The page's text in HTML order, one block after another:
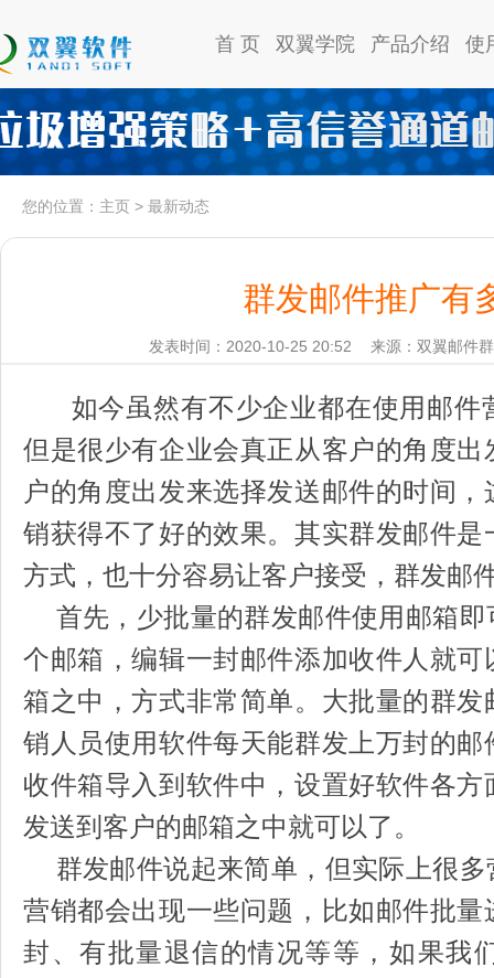
首 页 双翼学院 产品介绍 使
您的位置： 主页 > 最新动态
群发邮件推广有
发表时间：2020-10-25 20:52 来源：双翼邮件
如今虽然有不少企业都在使用邮件
但是很少有企业会真正从客户的角度
户的角度出发来选择发送邮件的时间
销获得不了好的效果。其实群发邮件
方式，也十分容易让客户接受，群发邮
首先，少批量的群发邮件使用邮箱即
个邮箱，编辑一封邮件添加收件人就
箱之中，方式非常简单。大批量的群
销人员使用软件每天能群发上万封的
收件箱导入到软件中，设置好软件各
发送到客户的邮箱之中就可以了。
群发邮件说起来简单，但实际上很多
营销都会出现一些问题，比如邮件批
封、有批量退信的情况等等，如果我